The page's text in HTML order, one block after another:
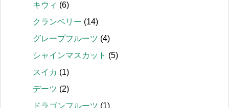
キウィ (6)
クランベリー (14)
グレープフルーツ (4)
シャインマスカット (5)
スイカ (1)
デーツ (2)
ドラゴンフルーツ (1)